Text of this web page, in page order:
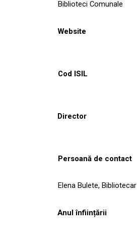
Biblioteci Comunale
Website
Cod ISIL
Director
Persoană de contact
Elena Bulete, Bibliotecar
Anul înființării